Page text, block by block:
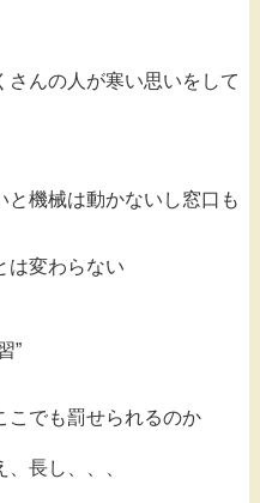
んの人が寒い思いをして
機械は動かないし窓口も
は変わらない
”
こでも罰せられるのか
長し、、、